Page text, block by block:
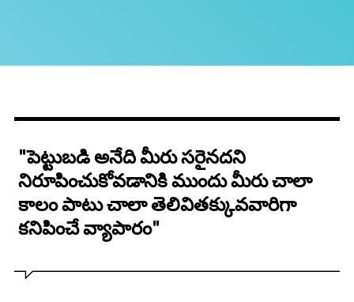
"పెట్టుబడి అనేది మీరు సరైనదని
నిరూపించుకోవడానికి ముందు మీరు చాలా
కాలం పాటు చాలా తెలివితక్కువవారిగా
కనిపించే వ్యాపారం"